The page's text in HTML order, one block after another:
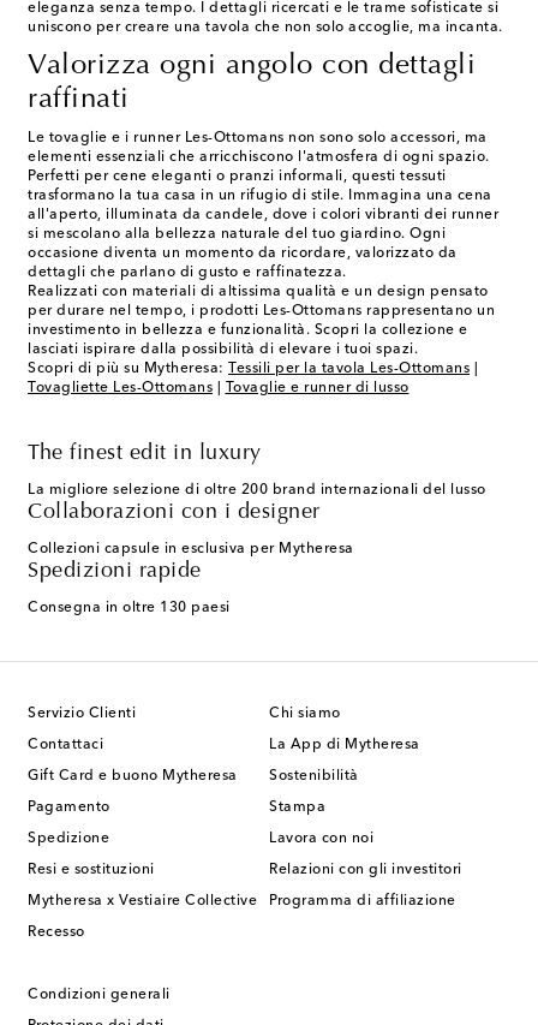
eleganza senza tempo. I dettagli ricercati e le trame sofisticate si
uniscono per creare una tavola che non solo accoglie, ma incanta.
Valorizza ogni angolo con dettagli
raffinati
Le tovaglie e i runner Les-Ottomans non sono solo accessori, ma
elementi essenziali che arricchiscono l'atmosfera di ogni spazio.
Perfetti per cene eleganti o pranzi informali, questi tessuti
trasformano la tua casa in un rifugio di stile. Immagina una cena
all'aperto, illuminata da candele, dove i colori vibranti dei runner
si mescolano alla bellezza naturale del tuo giardino. Ogni
occasione diventa un momento da ricordare, valorizzato da
dettagli che parlano di gusto e raffinatezza.
Realizzati con materiali di altissima qualità e un design pensato
per durare nel tempo, i prodotti Les-Ottomans rappresentano un
investimento in bellezza e funzionalità. Scopri la collezione e
lasciati ispirare dalla possibilità di elevare i tuoi spazi.
Scopri di più su Mytheresa:
Tessili per la tavola Les-Ottomans
Tovagliette Les-Ottomans
Tovaglie e runner di lusso
The finest edit in luxury
La migliore selezione di oltre 200 brand internazionali del lusso
Collaborazioni con i designer
Collezioni capsule in esclusiva per Mytheresa
Spedizioni rapide
Consegna in oltre 130 paesi
Servizio Clienti
Contattaci
Gift Card e buono Mytheresa
Pagamento
Spedizione
Resi e sostituzioni
Mytheresa x Vestiaire Collective
Recesso
Chi siamo
La App di Mytheresa
Sostenibilità
Stampa
Lavora con noi
Relazioni con gli investitori
Programma di affiliazione
Condizioni generali